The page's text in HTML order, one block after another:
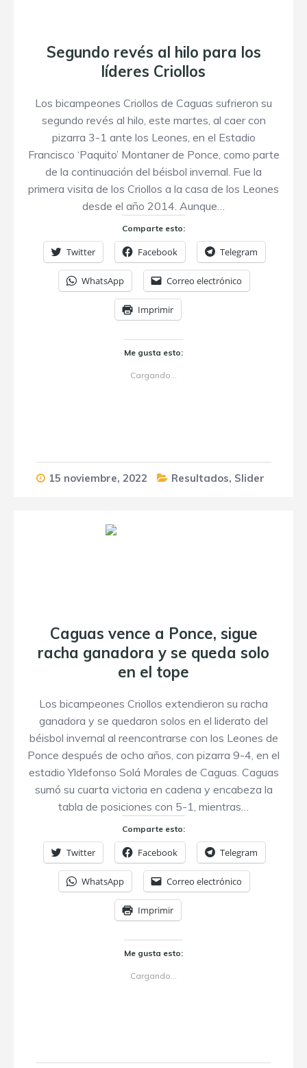
Segundo revés al hilo para los
líderes Criollos
Los bicampeones Criollos de Caguas sufrieron su
segundo revés al hilo, este martes, al caer con
pizarra 3-1 ante los Leones, en el Estadio
Francisco ‘Paquito’ Montaner de Ponce, como parte
de la continuación del béisbol invernal. Fue la
primera visita de los Criollos a la casa de los Leones
desde el año 2014. Aunque…
Comparte esto:
Twitter Facebook Telegram
WhatsApp Correo electrónico
Imprimir
Me gusta esto:
Cargando...
15 noviembre, 2022 Resultados, Slider
Caguas vence a Ponce, sigue
racha ganadora y se queda solo
en el tope
Los bicampeones Criollos extendieron su racha
ganadora y se quedaron solos en el liderato del
béisbol invernal al reencontrarse con los Leones de
Ponce después de ocho años, con pizarra 9-4, en el
estadio Yldefonso Solá Morales de Caguas. Caguas
sumó su cuarta victoria en cadena y encabeza la
tabla de posiciones con 5-1, mientras…
Comparte esto:
Twitter Facebook Telegram
WhatsApp Correo electrónico
Imprimir
Me gusta esto:
Cargando...